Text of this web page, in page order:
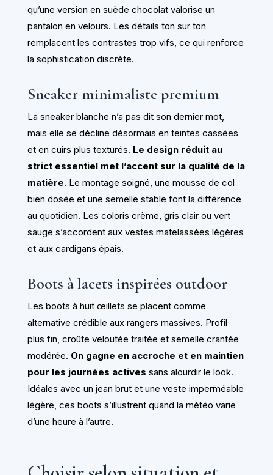
qu’une version en suède chocolat valorise un
pantalon en velours. Les détails ton sur ton
remplacent les contrastes trop vifs, ce qui renforce
la sophistication discrète.
Sneaker minimaliste premium
La sneaker blanche n’a pas dit son dernier mot,
mais elle se décline désormais en teintes cassées
et en cuirs plus texturés. Le design réduit au
strict essentiel met l’accent sur la qualité de la
matière. Le montage soigné, une mousse de col
bien dosée et une semelle stable font la différence
au quotidien. Les coloris crème, gris clair ou vert
sauge s’accordent aux vestes matelassées légères
et aux cardigans épais.
Boots à lacets inspirées outdoor
Les boots à huit œillets se placent comme
alternative crédible aux rangers massives. Profil
plus fin, croûte veloutée traitée et semelle crantée
modérée. On gagne en accroche et en maintien
pour les journées actives sans alourdir le look.
Idéales avec un jean brut et une veste imperméable
légère, ces boots s’illustrent quand la météo varie
d’une heure à l’autre.